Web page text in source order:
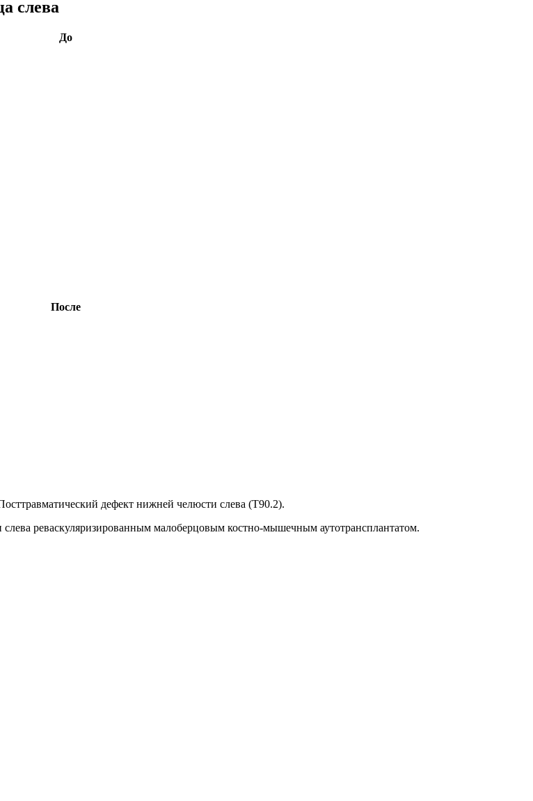
слева
До
После
дефект нижней челюсти слева (Т90.2).
реваскуляризированным малоберцовым костно-мышечным аутотрансплантатом.